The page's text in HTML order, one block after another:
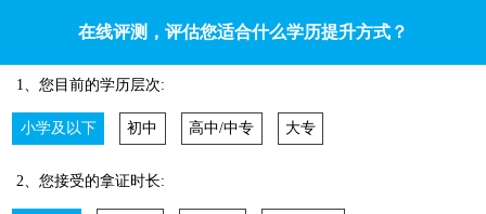
在线评测，评估您适合什么学历提升方式？
1、您目前的学历层次:
小学及以下 初中 高中/中专 大专
2、您接受的拿证时长: